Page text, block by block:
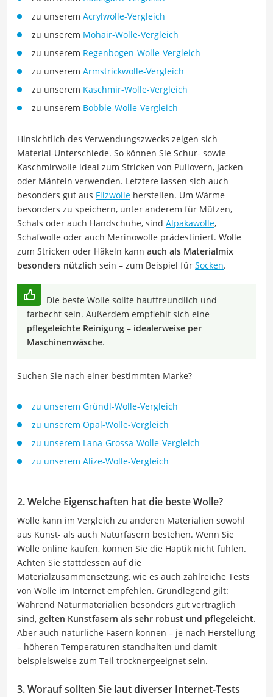
zu unserem Acrylwolle-Vergleich
zu unserem Mohair-Wolle-Vergleich
zu unserem Regenbogen-Wolle-Vergleich
zu unserem Armstrickwolle-Vergleich
zu unserem Kaschmir-Wolle-Vergleich
zu unserem Bobble-Wolle-Vergleich
Hinsichtlich des Verwendungszwecks zeigen sich
Material-Unterschiede. So können Sie Schur- sowie
Kaschmirwolle ideal zum Stricken von Pullovern, Jacken
oder Mänteln verwenden. Letztere lassen sich auch
besonders gut aus Filzwolle herstellen. Um Wärme
besonders zu speichern, unter anderem für Mützen,
Schals oder auch Handschuhe, sind Alpakawolle,
Schafwolle oder auch Merinowolle prädestiniert. Wolle
zum Stricken oder Häkeln kann auch als Materialmix
besonders nützlich sein – zum Beispiel für Socken.
Die beste Wolle sollte hautfreundlich und
farbecht sein. Außerdem empfiehlt sich eine
pflegeleichte Reinigung – idealerweise per
Maschinenwäsche.
Suchen Sie nach einer bestimmten Marke?
zu unserem Gründl-Wolle-Vergleich
zu unserem Opal-Wolle-Vergleich
zu unserem Lana-Grossa-Wolle-Vergleich
zu unserem Alize-Wolle-Vergleich
2. Welche Eigenschaften hat die beste Wolle?
Wolle kann im Vergleich zu anderen Materialien sowohl
aus Kunst- als auch Naturfasern bestehen. Wenn Sie
Wolle online kaufen, können Sie die Haptik nicht fühlen.
Achten Sie stattdessen auf die
Materialzusammensetzung, wie es auch zahlreiche Tests
von Wolle im Internet empfehlen. Grundlegend gilt:
Während Naturmaterialien besonders gut verträglich
sind, gelten Kunstfasern als sehr robust und pflegeleicht.
Aber auch natürliche Fasern können – je nach Herstellung
– höheren Temperaturen standhalten und damit
beispielsweise zum Teil trocknergeeignet sein.
3. Worauf sollten Sie laut diverser Internet-Tests